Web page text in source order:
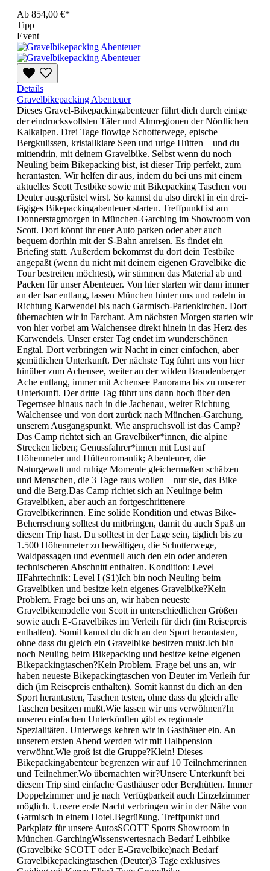
Ab 854,00 €*
Tipp
Event
Details
Gravelbikepacking Abenteuer
Dieses Gravel-Bikepackingabenteuer führt dich durch einige
der eindrucksvollsten Täler und Almregionen der Nördlichen
Kalkalpen. Drei Tage flowige Schotterwege, epische
Bergkulissen, kristallklare Seen und urige Hütten – und du
mittendrin, mit deinem Gravelbike. Selbst wenn du noch
Neuling beim Bikepacking bist, ist dieser Trip perfekt, zum
herantasten. Wir helfen dir aus, indem du bei uns mit einem
aktuelles Scott Testbike sowie mit Bikepacking Taschen von
Deuter ausgerüstet wirst. So kannst du also direkt in ein drei-
tägiges Bikepackingabenteuer starten. Treffpunkt ist am
Donnerstagmorgen in München-Garching im Showroom von
Scott. Dort könnt ihr euer Auto parken oder aber auch
bequem dorthin mit der S-Bahn anreisen. Es findet ein
Briefing statt. Außerdem bekommst du dort dein Testbike
angepaßt (wenn du nicht mit deinem eigenen Gravelbike die
Tour bestreiten möchtest), wir stimmen das Material ab und
Packen für unser Abenteuer. Von hier starten wir dann immer
an der Isar entlang, lassen München hinter uns und radeln in
Richtung Karwendel bis nach Garmisch-Partenkirchen. Dort
übernachten wir in Farchant. Am nächsten Morgen starten wir
von hier vorbei am Walchensee direkt hinein in das Herz des
Karwendels. Unser erster Tag endet im wunderschönen
Engtal. Dort verbringen wir Nacht in einer einfachen, aber
gemütlichen Unterkunft. Der nächste Tag führt uns von hier
hinüber zum Achensee, weiter an der wilden Brandenberger
Ache entlang, immer mit Achensee Panorama bis zu unserer
Unterkunft. Der dritte Tag führt uns dann hoch über den
Tegernsee hinaus nach in die Jachenau, weiter Richtung
Walchensee und von dort zurück nach München-Garchung,
unserem Ausgangspunkt. Wie anspruchsvoll ist das Camp?
Das Camp richtet sich an Gravelbiker*innen, die alpine
Strecken lieben; Genussfahrer*innen mit Lust auf
Höhenmeter und Hüttenromantik; Abenteurer, die
Naturgewalt und ruhige Momente gleichermaßen schätzen
und Menschen, die 3 Tage raus wollen – nur sie, das Bike
und die Berg.Das Camp richtet sich an Neulinge beim
Gravelbiken, aber auch an fortgeschrittenere
Gravelbikerinnen. Eine solide Kondition und etwas Bike-
Beherrschung solltest du mitbringen, damit du auch Spaß an
diesem Trip hast. Du solltest in der Lage sein, täglich bis zu
1.500 Höhenmeter zu bewältigen, die Schotterwege,
Waldpassagen und eventuell auch den ein oder anderen
technischeren Abschnitt enthalten. Kondition: Level
IIFahrtechnik: Level I (S1)Ich bin noch Neuling beim
Gravelbiken und besitze kein eigenes Gravelbike?Kein
Problem. Frage bei uns an, wir haben neueste
Gravelbikemodelle von Scott in unterschiedlichen Größen
sowie auch E-Gravelbikes im Verleih für dich (im Reisepreis
enthalten). Somit kannst du dich an den Sport herantasten,
ohne dass du gleich ein Gravelbike besitzen mußt.Ich bin
noch Neuling beim Bikepacking und besitze keine eigenen
Bikepackingtaschen?Kein Problem. Frage bei uns an, wir
haben neueste Bikepackingtaschen von Deuter im Verleih für
dich (im Reisepreis enthalten). Somit kannst du dich an den
Sport herantasten, Taschen testen, ohne dass du gleich alle
Taschen besitzen mußt.Wie lassen wir uns verwöhnen?In
unseren einfachen Unterkünften gibt es regionale
Spezialitäten. Unterwegs kehren wir in Gasthäuer ein. An
unserem ersten Abend werden wir mit Halbpension
verwöhnt.Wie groß ist die Gruppe?Klein! Dieses
Bikepackingabenteur begrenzen wir auf 10 Teilnehmerinnen
und Teilnehmer.Wo übernachten wir?Unsere Unterkunft bei
diesem Trip sind einfache Gasthäuser oder Berghütten. Immer
Doppelzimmer und je nach Verfügbarkeit auch Einzelzimmer
möglich. Unsere erste Nacht verbringen wir in der Nähe von
Garmisch in einem Hotel.Begrüßung, Treffpunkt und
Parkplatz für unsere AutosSCOTT Sports Showroom in
München-GarchingWissenswertesnach Bedarf Leihbike
(Gravelbike SCOTT oder E-Gravelbike)nach Bedarf
Gravelbikepackingtaschen (Deuter)3 Tage exklusives